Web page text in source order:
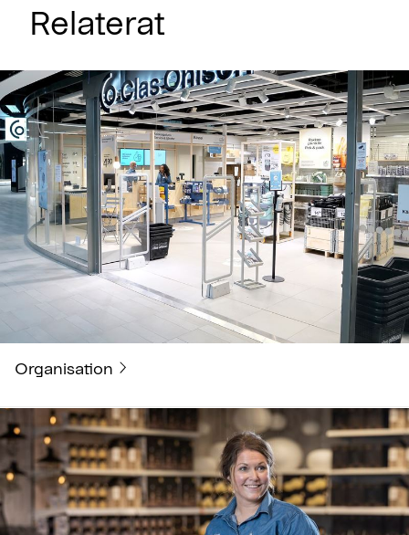
Relaterat
Organisation